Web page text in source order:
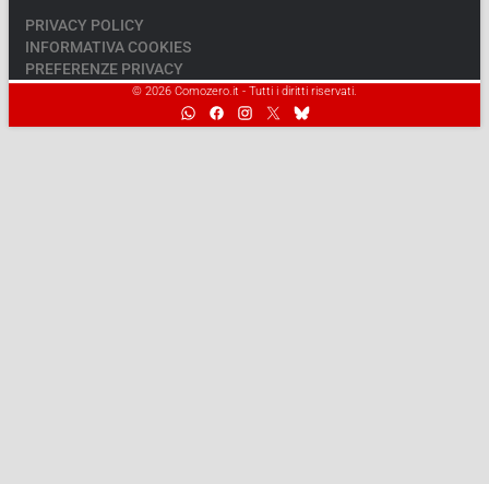
PRIVACY POLICY
INFORMATIVA COOKIES
PREFERENZE PRIVACY
© 2026 Comozero.it - Tutti i diritti riservati.